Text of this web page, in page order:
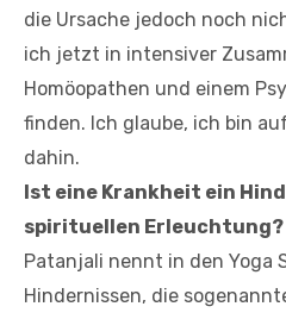
die Ursache jedoch noch
ich jetzt in intensiver
Homöopathen und einem
finden. Ich glaube, ich bin
dahin.
Ist eine Krankheit ein
spirituellen Erleuchtung?
Patanjali nennt in den Yoga
Hindernissen, die